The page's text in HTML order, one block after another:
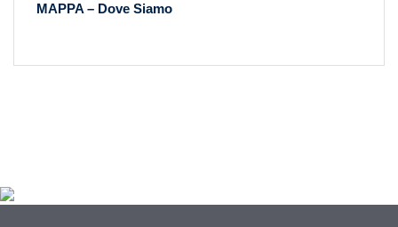
MAPPA – Dove Siamo